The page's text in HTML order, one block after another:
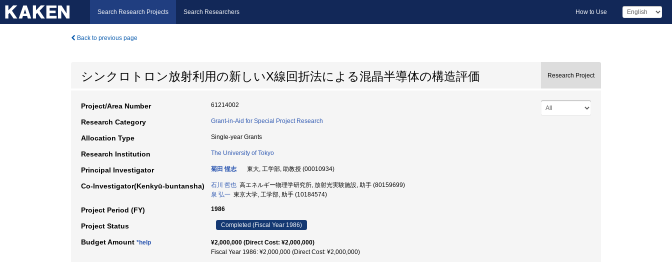
Search Research Projects Search Researchers How to Use
Back to previous page
シンクロトロン放射利用の新しいX線回折法による混晶半導体の構造評価 Research Project
Project/Area Number 61214002
Research Category Grant-in-Aid for Special Project Research
Allocation Type Single-year Grants
Research Institution The University of Tokyo
Principal Investigator 菊田 惺志 東大, 工学部, 助教授 (00010934)
Co-Investigator(Kenkyū-buntansha) 石川 哲也 高エネルギー物理学研究所, 放射光実験施設, 助手 (80159699)
泉 弘一 東京大学, 工学部, 助手 (10184574)
Project Period (FY) 1986
Project Status Completed (Fiscal Year 1986)
Budget Amount *help
¥2,000,000 (Direct Cost: ¥2,000,000)
Fiscal Year 1986: ¥2,000,000 (Direct Cost: ¥2,000,000)